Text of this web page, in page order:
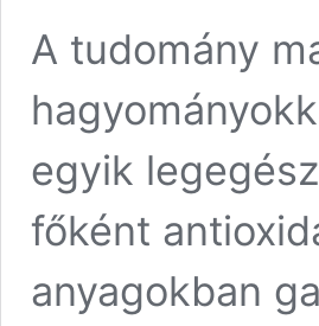
A tudomány
egyik
főként
anyagokban